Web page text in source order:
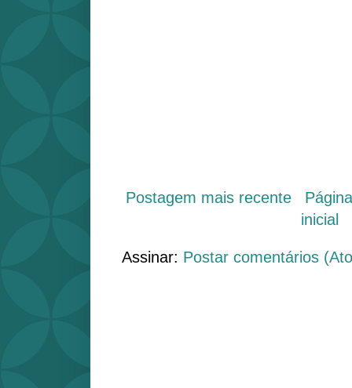
Postagem mais recente
inicial
Assinar: Postar comentários